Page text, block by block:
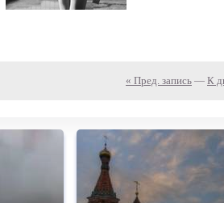
« Пред. запись — К